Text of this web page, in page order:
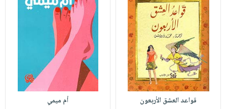
قواعد العشق الأربعون
أم ميمي